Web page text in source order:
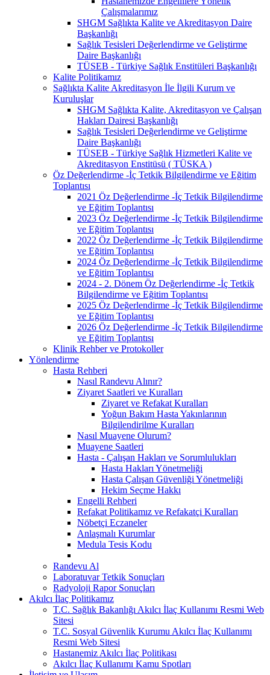
Çalışmalarımız
SHGM Sağlıkta Kalite ve Akreditasyon Daire
Başkanlığı
Sağlık Tesisleri Değerlendirme ve Geliştirme
Daire Başkanlığı
TÜSEB - Türkiye Sağlık Enstitüleri Başkanlığı
Kalite Politikamız
Sağlıkta Kalite Akreditasyon İle İlgili Kurum ve
Kuruluşlar
SHGM Sağlıkta Kalite, Akreditasyon ve Çalışan
Hakları Dairesi Başkanlığı
Sağlık Tesisleri Değerlendirme ve Geliştirme
Daire Başkanlığı
TÜSEB - Türkiye Sağlık Hizmetleri Kalite ve
Akreditasyon Enstitüsü ( TÜSKA )
Öz Değerlendirme -İç Tetkik Bilgilendirme ve Eğitim
Toplantısı
2021 Öz Değerlendirme -İç Tetkik Bilgilendirme
ve Eğitim Toplantısı
2023 Öz Değerlendirme -İç Tetkik Bilgilendirme
ve Eğitim Toplantısı
2022 Öz Değerlendirme -İç Tetkik Bilgilendirme
ve Eğitim Toplantısı
2024 Öz Değerlendirme -İç Tetkik Bilgilendirme
ve Eğitim Toplantısı
2024 - 2. Dönem Öz Değerlendirme -İç Tetkik
Bilgilendirme ve Eğitim Toplantısı
2025 Öz Değerlendirme -İç Tetkik Bilgilendirme
ve Eğitim Toplantısı
2026 Öz Değerlendirme -İç Tetkik Bilgilendirme
ve Eğitim Toplantısı
Klinik Rehber ve Protokoller
Yönlendirme
Hasta Rehberi
Nasıl Randevu Alınır?
Ziyaret Saatleri ve Kuralları
Ziyaret ve Refakat Kuralları
Yoğun Bakım Hasta Yakınlarının
Bilgilendirilme Kuralları
Nasıl Muayene Olurum?
Muayene Saatleri
Hasta - Çalışan Hakları ve Sorumlulukları
Hasta Hakları Yönetmeliği
Hasta Çalışan Güvenliği Yönetmeliği
Hekim Seçme Hakkı
Engelli Rehberi
Refakat Politikamız ve Refakatçi Kuralları
Nöbetçi Eczaneler
Anlaşmalı Kurumlar
Medula Tesis Kodu
Randevu Al
Laboratuvar Tetkik Sonuçları
Radyoloji Rapor Sonuçları
Akılcı İlaç Politikamız
T.C. Sağlık Bakanlığı Akılcı İlaç Kullanımı Resmi Web
Sitesi
T.C. Sosyal Güvenlik Kurumu Akılcı İlaç Kullanımı
Resmi Web Sitesi
Hastanemiz Akılcı İlaç Politikası
Akılcı İlaç Kullanımı Kamu Spotları